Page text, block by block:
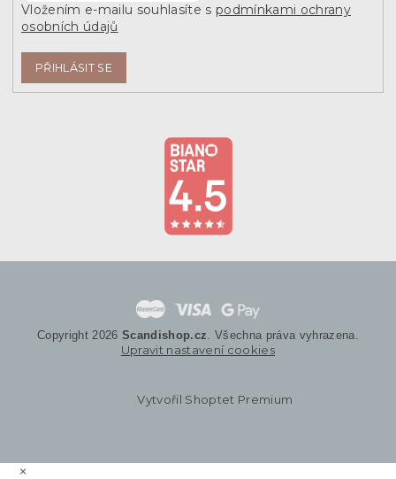
Vložením e-mailu souhlasíte s podmínkami ochrany
osobních údajů
PŘIHLÁSIT SE
Vytvořil Shoptet Premium
Copyright 2026 Scandishop.cz . Všechna práva vyhrazena.
Upravit nastavení cookies
×